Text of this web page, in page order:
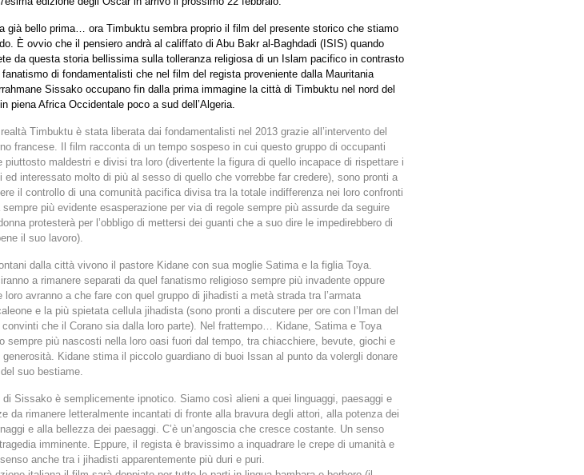
già bello prima… ora Timbuktu sembra proprio il film del presente storico che stiamo
È ovvio che il pensiero andrà al califfato di Abu Bakr al-Baghdadi (ISIS) quando
da questa storia bellissima sulla tolleranza religiosa di un Islam pacifico in contrasto
di fondamentalisti che nel film del regista proveniente dalla Mauritania
Sissako occupano fin dalla prima immagine la città di Timbuktu nel nord del
piena Africa Occidentale poco a sud dell’Algeria.
Timbuktu è stata liberata dai fondamentalisti nel 2013 grazie all’intervento del
francese. Il film racconta di un tempo sospeso in cui questo gruppo di occupanti
piuttosto maldestri e divisi tra loro (divertente la figura di quello incapace di rispettare i
ed interessato molto di più al sesso di quello che vorrebbe far credere), sono pronti a
il controllo di una comunità pacifica divisa tra la totale indifferenza nei loro confronti
sempre più evidente esasperazione per via di regole sempre più assurde da seguire
protesterà per l’obbligo di mettersi dei guanti che a suo dire le impedirebbero di
il suo lavoro).
dalla città vivono il pastore Kidane con sua moglie Satima e la figlia Toya.
a rimanere separati da quel fanatismo religioso sempre più invadente oppure
loro avranno a che fare con quel gruppo di jihadisti a metà strada tra l’armata
e la più spietata cellula jihadista (sono pronti a discutere per ore con l’Iman del
convinti che il Corano sia dalla loro parte). Nel frattempo… Kidane, Satima e Toya
sempre più nascosti nella loro oasi fuori dal tempo, tra chiacchiere, bevute, giochi e
generosità. Kidane stima il piccolo guardiano di buoi Issan al punto da volergli donare
suo bestiame.
di Sissako è semplicemente ipnotico. Siamo così alieni a quei linguaggi, paesaggi e
da rimanere letteralmente incantati di fronte alla bravura degli attori, alla potenza dei
e alla bellezza dei paesaggi. C’è un’angoscia che cresce costante. Un senso
imminente. Eppure, il regista è bravissimo a inquadrare le crepe di umanità e
anche tra i jihadisti apparentemente più duri e puri.